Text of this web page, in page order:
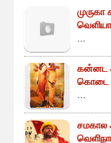
...
கன்னட
கொடை
...
சமகால